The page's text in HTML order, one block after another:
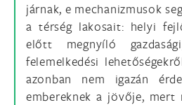
járnak, e mechanizmusok
a térség lakosait: helyi
előtt megnyíló
felemelkedési
azonban nem igazán
embereknek a jövője,